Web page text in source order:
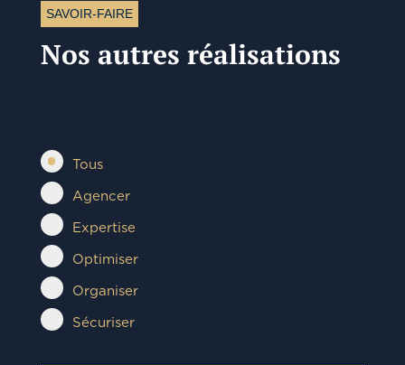
Nos autres réalisations
SAVOIR-FAIRE
Tous
Agencer
Expertise
Optimiser
Organiser
Sécuriser